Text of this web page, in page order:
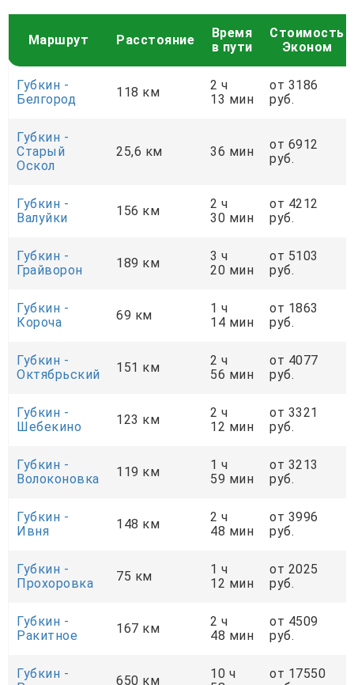
Маршрут Расстояние
Время
в пути
Стоимость
Эконом
Губкин -
Белгород
118 км
2 ч
13 мин
от 3186
руб.
Губкин -
Старый
Оскол
25,6 км 36 мин
от 6912
руб.
Губкин -
Валуйки
156 км
2 ч
30 мин
от 4212
руб.
Губкин -
Грайворон
189 км
3 ч
20 мин
от 5103
руб.
Губкин -
Короча
69 км
1 ч
14 мин
от 1863
руб.
Губкин -
Октябрьский
151 км
2 ч
56 мин
от 4077
руб.
Губкин -
Шебекино
123 км
2 ч
12 мин
от 3321
руб.
Губкин -
Волоконовка
119 км
1 ч
59 мин
от 3213
руб.
Губкин -
Ивня
148 км
2 ч
48 мин
от 3996
руб.
Губкин -
Прохоровка
75 км
1 ч
12 мин
от 2025
руб.
Губкин -
Ракитное
167 км
2 ч
48 мин
от 4509
руб.
Губкин -
650 км
10 ч
от 17550